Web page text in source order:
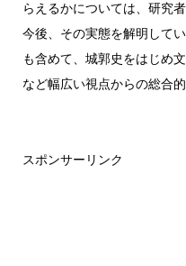
らえるかについては、研究
今後、その実態を解明して
も含めて、城郭史をはじめ
など幅広い視点からの総合
スポンサーリンク